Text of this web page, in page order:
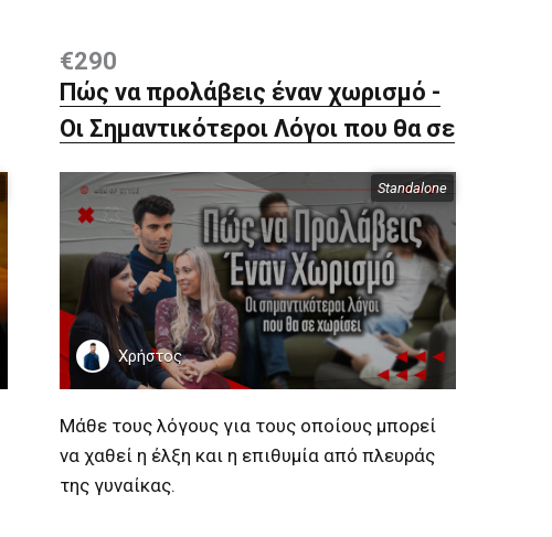
€290
Πώς να προλάβεις έναν χωρισμό -
Οι Σημαντικότεροι Λόγοι που θα σε
Χρήστος
Περιεχόμενα
Standalone
Μάθε τους λόγους για τους οποίους μπορεί
να χαθεί η έλξη και η επιθυμία από πλευράς
της γυναίκας.